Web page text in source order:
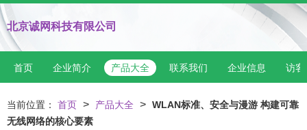
北京诚网科技有限公司
首页 企业简介 产品大全 联系我们 企业信息 访客
当前位置： 首页 > 产品大全 > WLAN标准、安全与漫游 构建可靠
无线网络的核心要素